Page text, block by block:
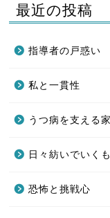
最近の投稿
指導者の戸惑い
私と一貫性
うつ病を支える
日々紡いでいく
恐怖と挑戦心